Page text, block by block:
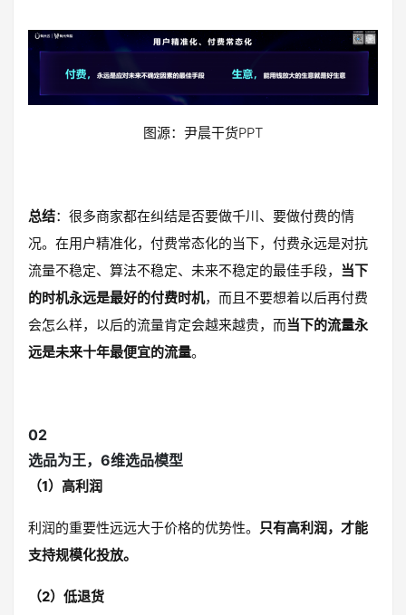
图源：尹晨干货PPT
总结：很多商家都在纠结是否要做千川、要做付费的情
况。在用户精准化，付费常态化的当下，付费永远是对抗
流量不稳定、算法不稳定、未来不稳定的最佳手段， 当下
的时机永远是最好的付费时机，而且不要想着以后再付费
会怎么样，以后的流量肯定会越来越贵，而当下的流量永
远是未来十年最便宜的流量。
02
选品为王，6维选品模型
（1）高利润
利润的重要性远远大于价格的优势性。 只有高利润，才能
支持规模化投放。
（2）低退货